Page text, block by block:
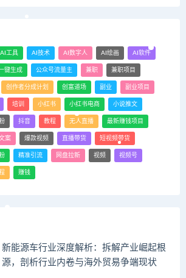
AI工具 AI技术 AI数字人 AI绘画 AI软件
键生成 公众号流量主 兼职 兼职项目
创作者分成计划 创富道场 副业 副业项目
培训 小红书 小红书电商 小说推文
抖音 教程 无人直播 最新赚钱项目
案 爆款视频 直播带货 短视频带货
精准引流 网盘拉新 视频 视频号
赚钱
新能源车行业深度解析：拆解产业崛起根
源，剖析行业内卷与海外贸易争端现状